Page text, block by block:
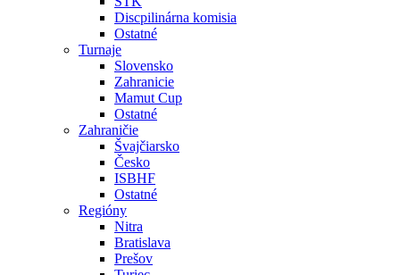
Discpilinárna komisia
Ostatné
Turnaje
Slovensko
Zahranicie
Mamut Cup
Ostatné
Zahraničie
Švajčiarsko
Česko
ISBHF
Ostatné
Regióny
Nitra
Bratislava
Prešov